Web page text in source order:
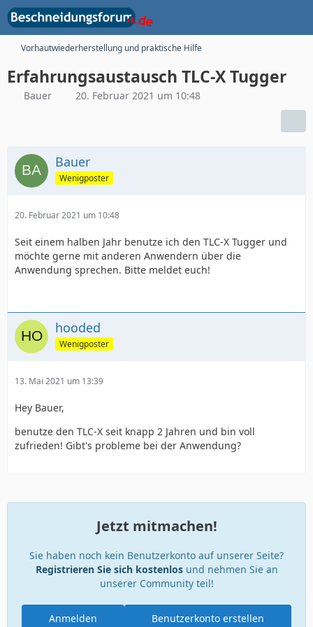
Vorhautwiederherstellung und praktische Hilfe
Erfahrungsaustausch TLC-X Tugger
Bauer 20. Februar 2021 um 10:48
Bauer
Wenigposter
20. Februar 2021 um 10:48
Seit einem halben Jahr benutze ich den TLC-X Tugger und
möchte gerne mit anderen Anwendern über die
Anwendung sprechen. Bitte meldet euch!
hooded
Wenigposter
13. Mai 2021 um 13:39
Hey Bauer,
benutze den TLC-X seit knapp 2 Jahren und bin voll
zufrieden! Gibt's probleme bei der Anwendung?
Jetzt mitmachen!
Sie haben noch kein Benutzerkonto auf unserer Seite?
Registrieren Sie sich kostenlosund nehmen Sie an
unserer Community teil!
Benutzerkonto erstellen
Anmelden